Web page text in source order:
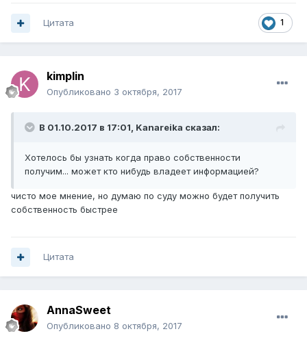
1
Цитата
kimplin
Опубликовано 3 октября, 2017
В 01.10.2017 в 17:01, Kanareika сказал:
Хотелось бы узнать когда право собственности
получим... может кто нибудь владеет информацией?
чисто мое мнение, но думаю по суду можно будет получить
собственность быстрее
Цитата
AnnaSweet
Опубликовано 8 октября, 2017